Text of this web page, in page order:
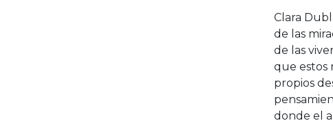
Clara
de las
de las
que estos
propios
donde el